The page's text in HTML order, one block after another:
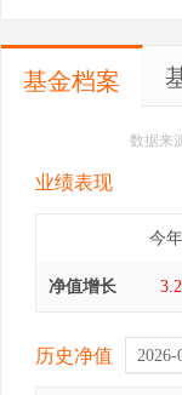
基金档案
数据来
业绩表现
今
净值增长
历史净值